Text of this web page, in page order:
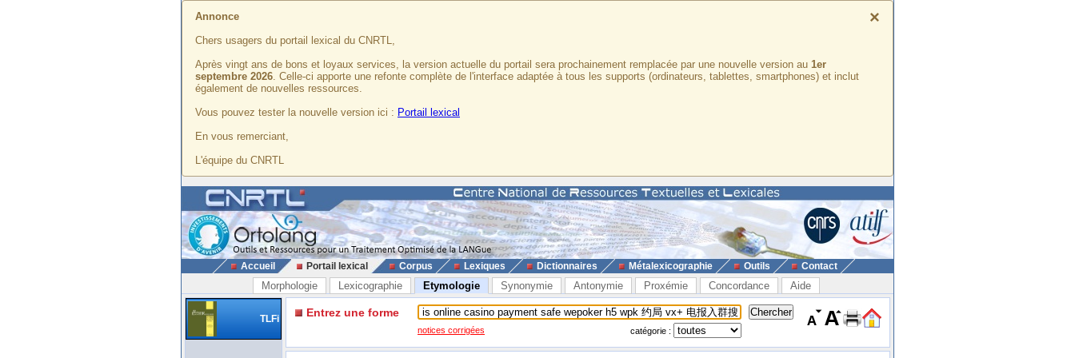
×
Annonce
Chers usagers du portail lexical du CNRTL,
Après vingt ans de bons et loyaux services, la version actuelle du portail sera prochainement remplacée par une nouvelle version au 1er
septembre 2026. Celle-ci apporte une refonte complète de l'interface adaptée à tous les supports (ordinateurs, tablettes, smartphones) et inclut
également de nouvelles ressources.
Vous pouvez tester la nouvelle version ici : Portail lexical
En vous remerciant,
L'équipe du CNRTL
Accueil Portail lexical Corpus Lexiques Dictionnaires Métalexicographie Outils Contact
Morphologie Lexicographie Etymologie Synonymie Antonymie Proxémie Concordance Aide
TLFi Entrez une forme
notices corrigées catégorie :